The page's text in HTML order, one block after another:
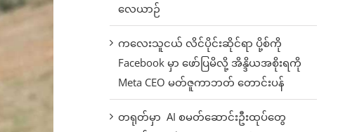
လေယာဉ်
ကလေးသူငယ် လိင်ပိုင်းဆိုင်ရာ ပို့စ်ကို
Facebook မှာ ဖော်ပြမိလို့ အိန္ဒိယအစိုးရကို
Meta CEO မတ်ဇူကာဘတ် တောင်းပန်
တရုတ်မှာ AI စမတ်ဆောင်းဦးထုပ်တွေ